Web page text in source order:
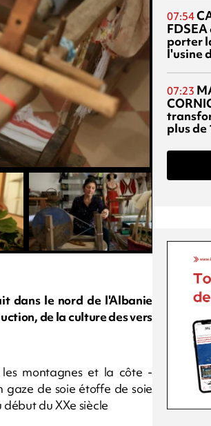
dans le nord de l'Albanie
de la culture des vers
montagnes et la côte -
gaze de soie étoffe de soie
du XXe siècle
07:54
porter
l'usine
07:23
plus